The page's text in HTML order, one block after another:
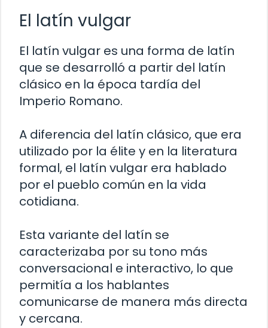
El latín vulgar
El latín vulgar es una forma de latín
que se desarrolló a partir del latín
clásico en la época tardía del
Imperio Romano.
A diferencia del latín clásico, que era
utilizado por la élite y en la literatura
formal, el latín vulgar era hablado
por el pueblo común en la vida
cotidiana.
Esta variante del latín se
caracterizaba por su tono más
conversacional e interactivo, lo que
permitía a los hablantes
comunicarse de manera más directa
y cercana.